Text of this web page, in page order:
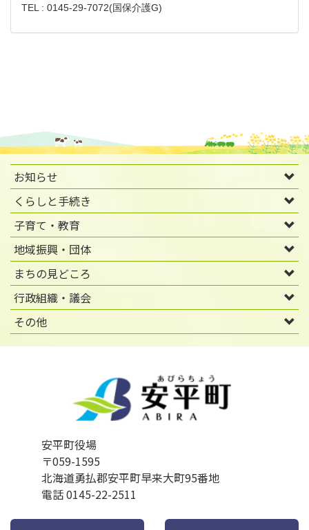
TEL : 0145-29-7072(国保介護G)
お知らせ
くらしと手続き
子育て・教育
地域振興・団体
まちの見どころ
行政組織・議会
その他
安平町役場
〒059-1595
北海道勇払郡安平町早来大町95番地
電話 0145-22-2511